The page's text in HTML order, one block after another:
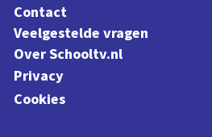
Contact
Veelgestelde vragen
Over Schooltv.nl
Privacy
Cookies